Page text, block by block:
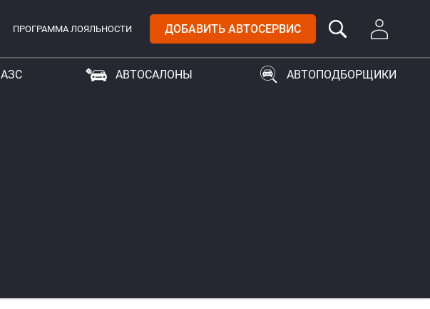
ПРОГРАММА ЛОЯЛЬНОСТИ ДОБАВИТЬ АВТОСЕРВИС
АЗС АВТОСАЛОНЫ АВТОПОДБОРЩИКИ